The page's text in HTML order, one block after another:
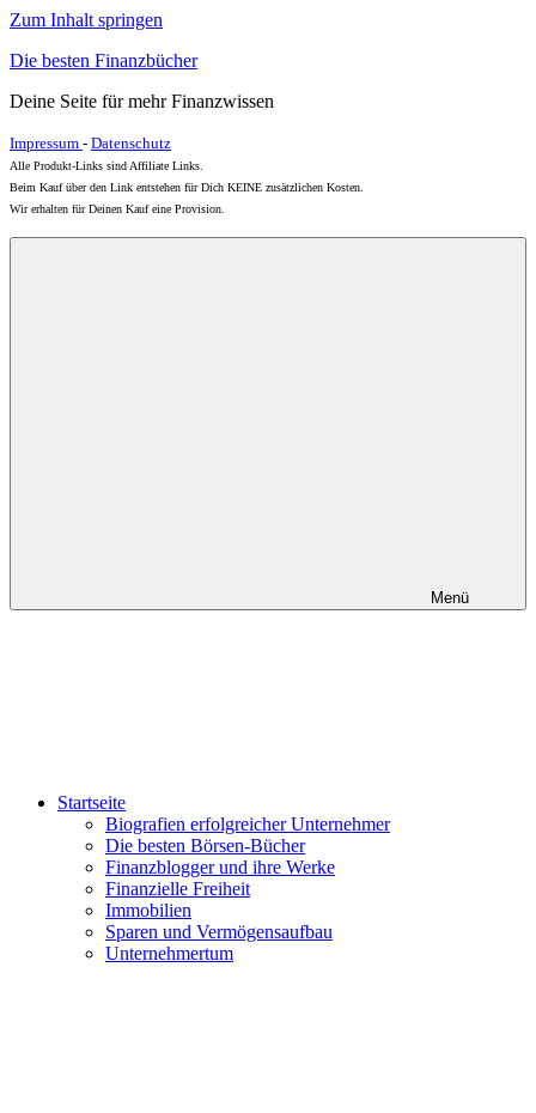
Zum Inhalt springen
Die besten Finanzbücher
Deine Seite für mehr Finanzwissen
Impressum - Datenschutz
Alle Produkt-Links sind Affiliate Links.
Beim Kauf über den Link entstehen für Dich KEINE zusätzlichen Kosten.
Wir erhalten für Deinen Kauf eine Provision.
Menü
Startseite
Biografien erfolgreicher Unternehmer
Die besten Börsen-Bücher
Finanzblogger und ihre Werke
Finanzielle Freiheit
Immobilien
Sparen und Vermögensaufbau
Unternehmertum